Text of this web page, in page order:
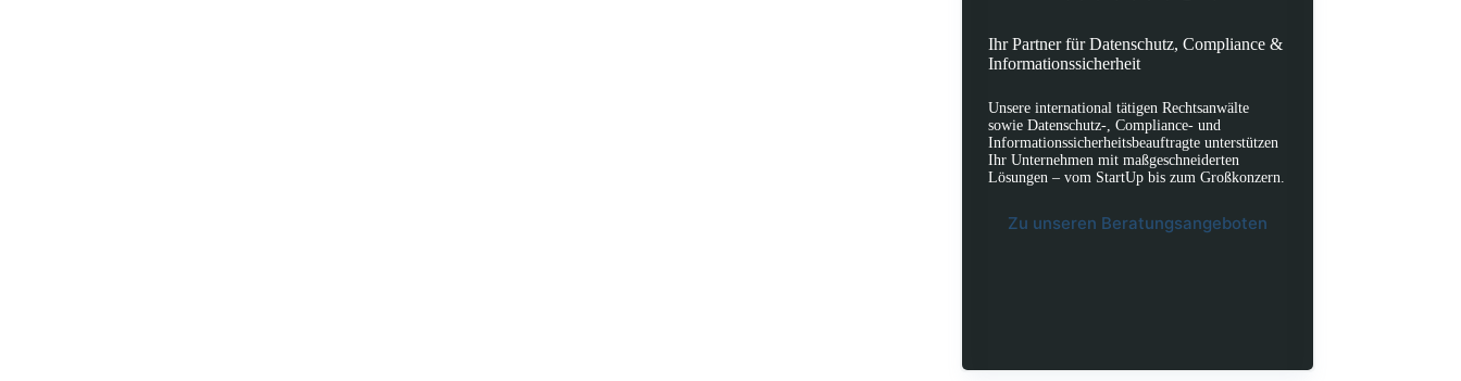
Ihr Partner für Datenschutz, Compliance &
Informationssicherheit
Unsere international tätigen Rechtsanwälte
sowie Datenschutz-, Compliance- und
Informationssicherheitsbeauftragte unterstützen
Ihr Unternehmen mit maßgeschneiderten
Lösungen – vom StartUp bis zum Großkonzern.
Zu unseren Beratungsangeboten